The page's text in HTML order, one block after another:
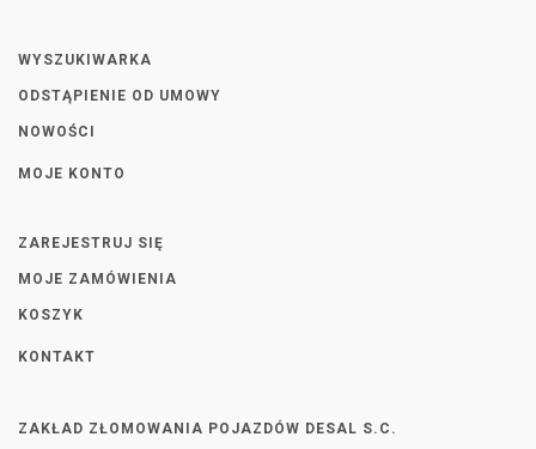
WYSZUKIWARKA
ODSTĄPIENIE OD UMOWY
NOWOŚCI
MOJE KONTO
ZAREJESTRUJ SIĘ
MOJE ZAMÓWIENIA
KOSZYK
KONTAKT
ZAKŁAD ZŁOMOWANIA POJAZDÓW DESAL S.C.